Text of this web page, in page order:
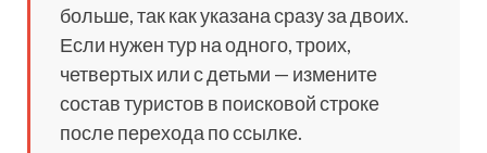
больше, так как указана сразу за двоих.
Если нужен тур на одного, троих,
четвертых или с детьми — измените
состав туристов в поисковой строке
после перехода по ссылке.